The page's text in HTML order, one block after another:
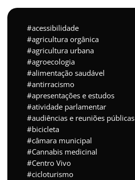
acessibilidade
agricultura orgânica
agricultura urbana
agroecologia
alimentação saudável
antirracismo
apresentações e estudos
atividade parlamentar
audiências e reuniões públicas
bicicleta
câmara municipal
Cannabis medicinal
Centro Vivo
cicloturismo